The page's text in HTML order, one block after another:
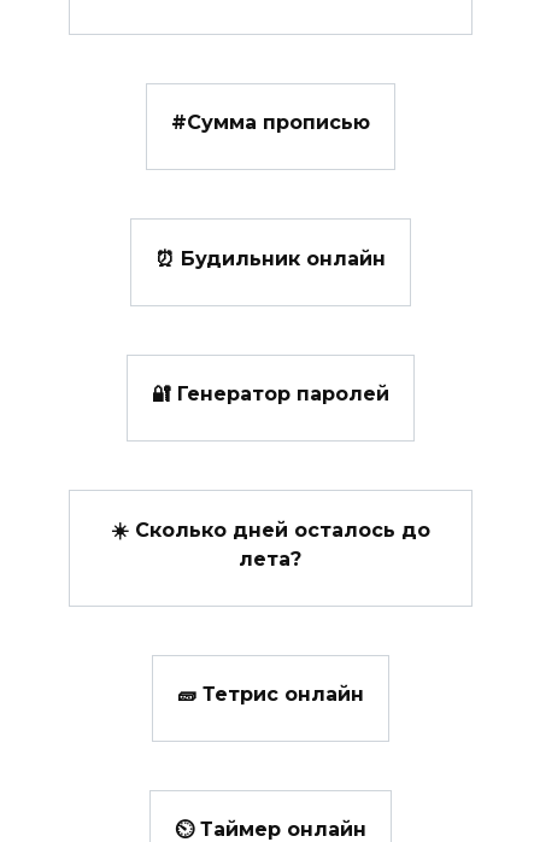
#️Сумма прописью
⏰ Будильник онлайн
🔐 Генератор паролей
☀️ Сколько дней осталось до
лета?
🧱 Тетрис онлайн
⏲ Таймер онлайн